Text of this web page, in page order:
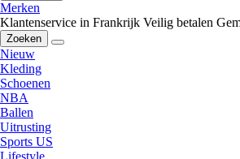
Merken
Klantenservice in Frankrijk Veilig betalen
Zoeken
Nieuw
Kleding
Schoenen
NBA
Ballen
Uitrusting
Sports US